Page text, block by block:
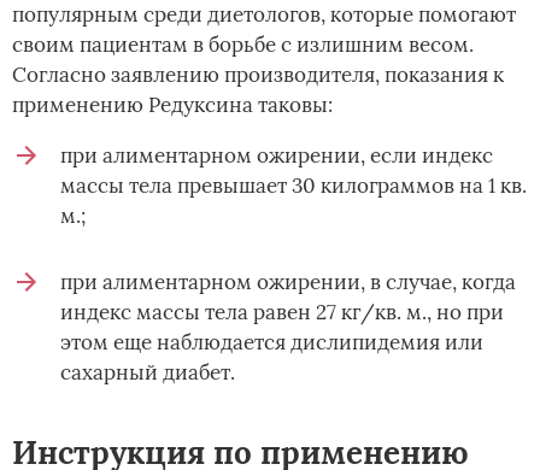
популярным среди диетологов, которые помогают
своим пациентам в борьбе с излишним весом.
Согласно заявлению производителя, показания к
применению Редуксина таковы:
при алиментарном ожирении, если индекс
массы тела превышает 30 килограммов на 1 кв.
м.;
при алиментарном ожирении, в случае, когда
индекс массы тела равен 27 кг/кв. м., но при
этом еще наблюдается дислипидемия или
сахарный диабет.
Инструкция по применению